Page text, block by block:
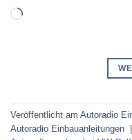
Wird
Veröffentlicht am Autoradio
Autoradio Einbauanleitungen